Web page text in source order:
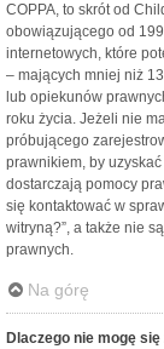
COPPA, to skrót od
obowiązującego od
internetowych, które
– mających mniej niż
lub opiekunów
roku życia. Jeżeli nie
próbującego
prawnikiem, by
dostarczają pomocy
się kontaktować w
witryną?”, a także nie
prawnych.
Na górę
Dlaczego nie mogę